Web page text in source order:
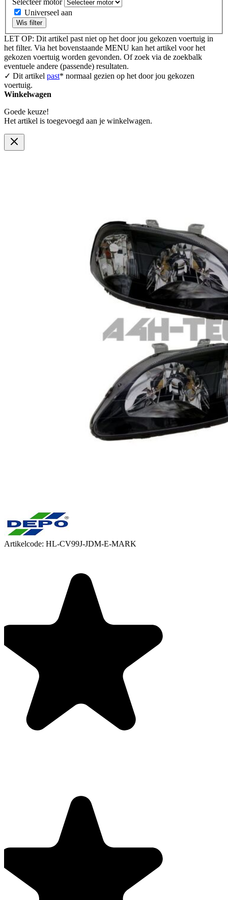
Universeel aan
Wis filter
LET OP: Dit artikel past niet op het door jou gekozen voertuig in
het filter. Via het bovenstaande MENU kan het artikel voor het
gekozen voertuig worden gevonden. Of zoek via de zoekbalk
eventuele andere (passende) resultaten.
✓ Dit artikel past* normaal gezien op het door jou gekozen
voertuig.
Winkelwagen
Goede keuze!
Het artikel is toegevoegd aan je winkelwagen.
Artikelcode: HL-CV99J-JDM-E-MARK